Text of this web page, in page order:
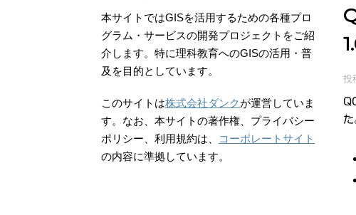
投
た
本サイトではGISを活用するための各種プロ
グラム・サービスの開発プロジェクトをご紹
介します。特に理科教育へのGISの活用・普
及を目的としています。
このサイトは株式会社ダンクが運営していま
す。なお、本サイトの著作権、プライバシー
ポリシー、利用規約は、
コーポレートサイト
の内容に準拠しています。